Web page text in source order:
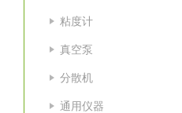
粘度计
真空泵
分散机
通用仪器